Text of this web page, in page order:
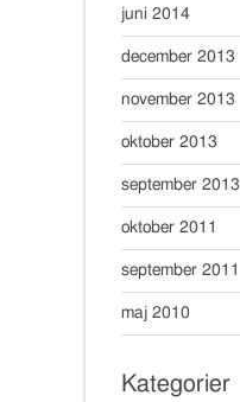
juni 2014
december 2013
november 2013
oktober 2013
september 2013
oktober 2011
september 2011
maj 2010
Kategorier